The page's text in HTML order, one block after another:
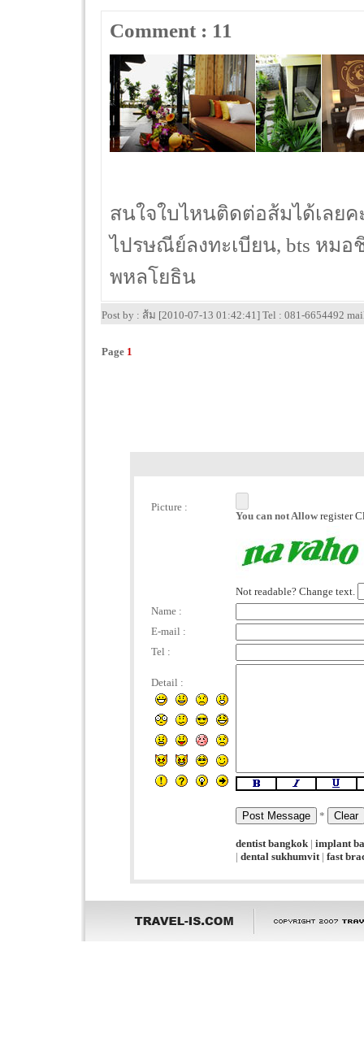
Comment : 11
สนใจใบไหนติดต่อส้มได้เลยค
ไปรษณีย์ลงทะเบียน, bts หมอ
พหลโยธิน
Post by : ส้ม [2010-07-13 01:42:41] Tel : 081-6654492
Page 1
Picture :
You can not Allow register
Not readable? Change text.
Name :
E-mail :
Tel :
Detail :
*
dentist bangkok| implant
| dental sukhumvit| fast